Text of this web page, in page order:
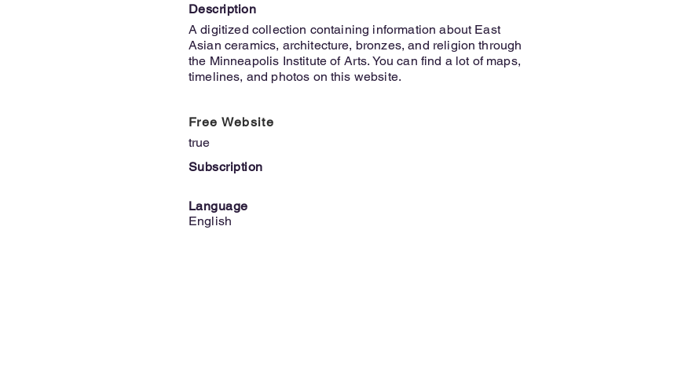
Description
A digitized collection containing information about East
Asian ceramics, architecture, bronzes, and religion through
the Minneapolis Institute of Arts. You can find a lot of maps,
timelines, and photos on this website.
Free Website
true
Subscription
Language
English